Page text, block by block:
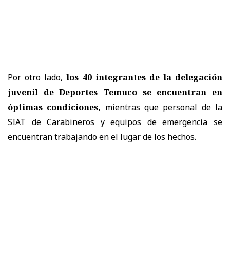
Por otro lado,los 40 integrantes de la delegación
juvenil de Deportes Temuco se encuentran en
óptimas condiciones, mientras que personal de la
SIAT de Carabineros y equipos de emergencia se
encuentran trabajando en el lugar de los hechos.